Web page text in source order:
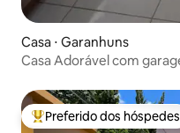
Casa ⋅ Garanhuns
Casa Adorável com
Entre os melhores
Preferido dos hóspedes